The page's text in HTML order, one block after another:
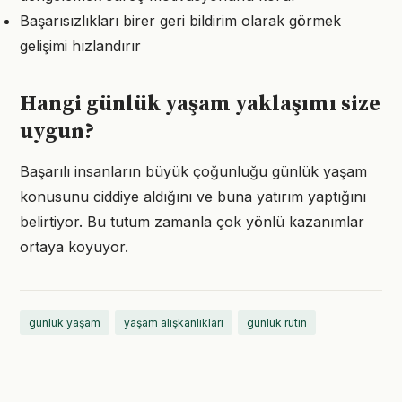
Başarısızlıkları birer geri bildirim olarak görmek
gelişimi hızlandırır
Hangi günlük yaşam yaklaşımı size
uygun?
Başarılı insanların büyük çoğunluğu günlük yaşam
konusunu ciddiye aldığını ve buna yatırım yaptığını
belirtiyor. Bu tutum zamanla çok yönlü kazanımlar
ortaya koyuyor.
günlük yaşam yaşam alışkanlıkları günlük rutin